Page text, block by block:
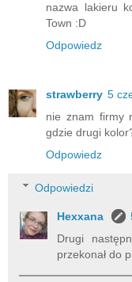
nazwa lakieru
Town :D
Odpowiedz
strawberry 5
nie znam firmy
gdzie drugi
Odpowiedz
Odpowiedzi
Hexxana
Drugi
przekonał do